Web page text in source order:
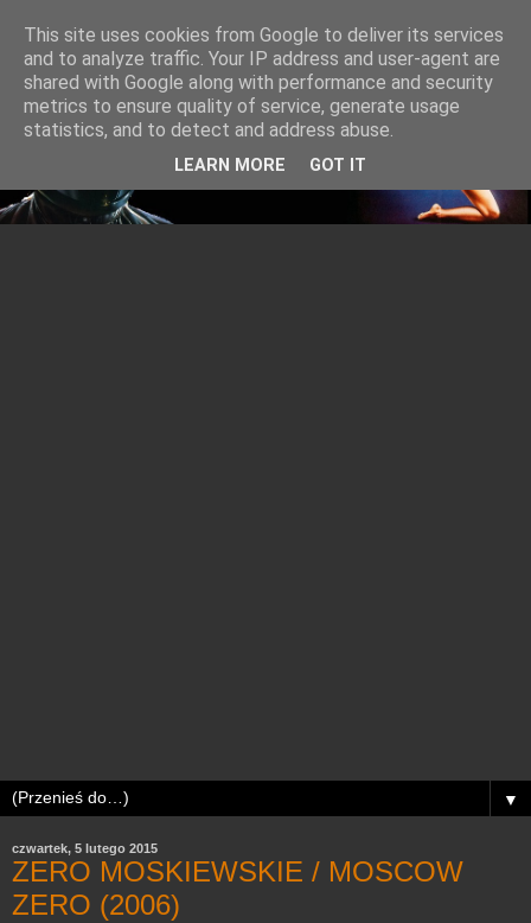
▼
czwartek, 5 lutego 2015
ZERO MOSKIEWSKIE / MOSCOW
ZERO (2006)
This site uses cookies from Google to deliver its services
and to analyze traffic. Your IP address and user-agent are
shared with Google along with performance and security
metrics to ensure quality of service, generate usage
statistics, and to detect and address abuse.
LEARN MORE GOT IT